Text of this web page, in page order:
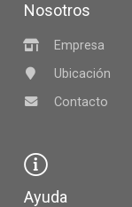
Nosotros
Empresa
Ubicación
Contacto
Ayuda